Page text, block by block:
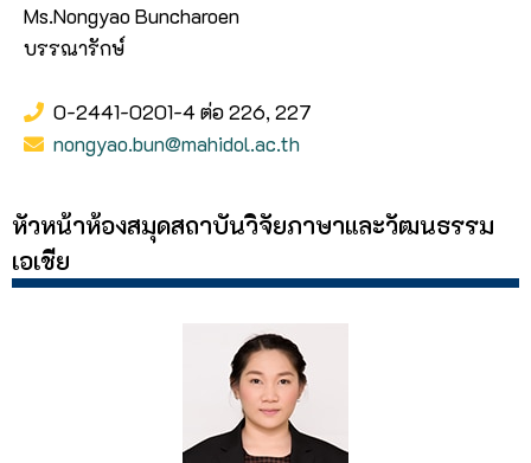
Ms.Nongyao Buncharoen
บรรณารักษ์
0-2441-0201-4 ต่อ 226, 227
nongyao.bun@mahidol.ac.th
หัวหน้าห้องสมุดสถาบันวิจัยภาษาและวัฒนธรรม
เอเชีย